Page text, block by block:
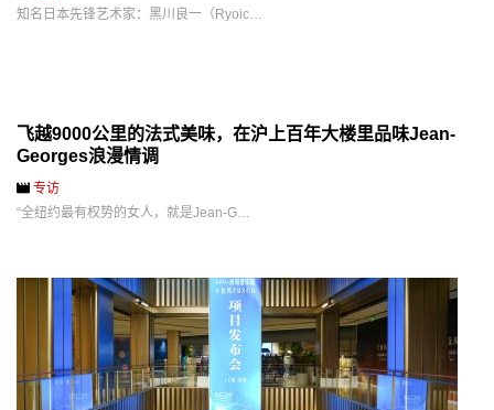
知名日本先锋艺术家：黑川良一（Ryoic…
飞越9000公里的法式美味，在沪上百年大楼里品味Jean-
Georges浪漫情调
专访
“全纽约最有权势的女人，就是Jean-G…